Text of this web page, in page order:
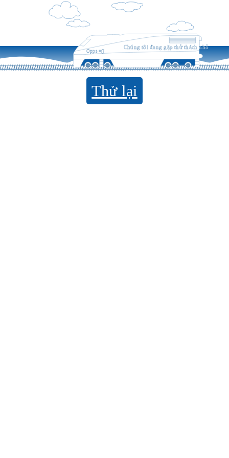
Opps =((
Chúng tôi đang gặp thử thách nhỏ
Thử lại